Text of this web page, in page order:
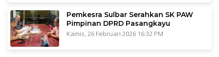
Pemkesra Sulbar Serahkan SK PAW
Pimpinan DPRD Pasangkayu
Kamis, 26 Februari 2026 16:32 PM